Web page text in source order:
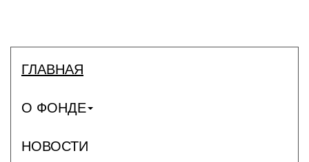
ГЛАВНАЯ
О ФОНДЕ
НОВОСТИ